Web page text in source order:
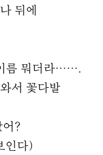
뒤에
름 뭐더라…….
서 꽃다발
?
인다)